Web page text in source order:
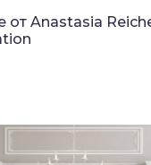
от Anastasia